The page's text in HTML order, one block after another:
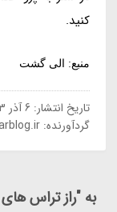
کنید.
منبع: الی گشت
تاریخ انتشار: 6 آذر 1403
گردآورنده:
به "راز تراس های